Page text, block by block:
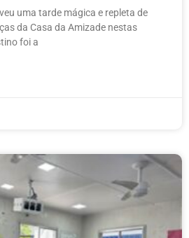
uma tarde mágica e repleta de
da Casa da Amizade nestas
foi a